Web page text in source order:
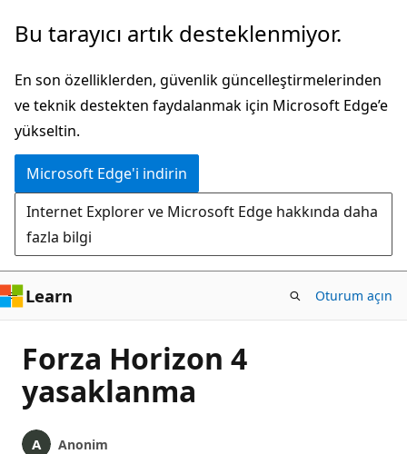
Ana
atla
Bu tarayıcı artık desteklenmiyor.
En son özelliklerden, güvenlik güncelleştirmelerinden
ve teknik destekten faydalanmak için Microsoft Edge’e
yükseltin.
Microsoft Edge'i indirin
Internet Explorer ve Microsoft Edge hakkında daha
fazla bilgi
Learn Oturum açın
Forza Horizon 4
yasaklanma
Anonim